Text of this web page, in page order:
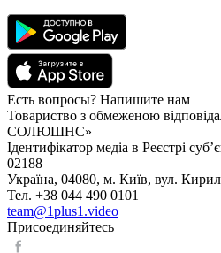
Есть вопросы? Напишите нам
Товариство з обмеженою
СОЛЮШНС»
Ідентифікатор медіа в Реєстрі
02188
Україна, 04080, м. Київ, вул.
Тел. +38 044 490 0101
team@1plus1.video
Присоединяйтесь